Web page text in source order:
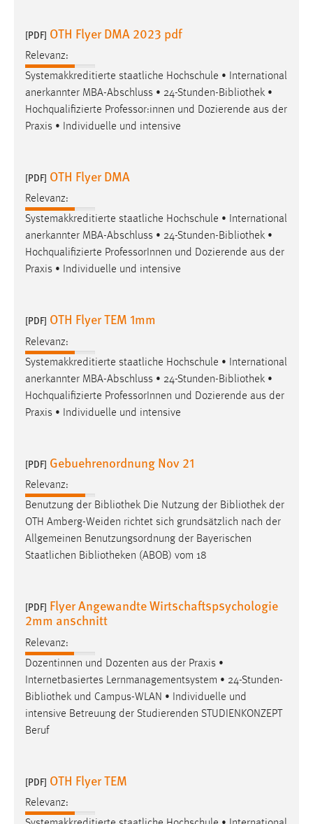
[PDF] OTH Flyer DMA 2023 pdf
Relevanz:
Systemakkreditierte staatliche Hochschule • International
anerkannter MBA-Abschluss • 24-Stunden-Bibliothek •
Hochqualifizierte Professor:innen und Dozierende aus der
Praxis • Individuelle und intensive
[PDF] OTH Flyer DMA
Relevanz:
Systemakkreditierte staatliche Hochschule • International
anerkannter MBA-Abschluss • 24-Stunden-Bibliothek •
Hochqualifizierte ProfessorInnen und Dozierende aus der
Praxis • Individuelle und intensive
[PDF] OTH Flyer TEM 1mm
Relevanz:
Systemakkreditierte staatliche Hochschule • International
anerkannter MBA-Abschluss • 24-Stunden-Bibliothek •
Hochqualifizierte ProfessorInnen und Dozierende aus der
Praxis • Individuelle und intensive
[PDF] Gebuehrenordnung Nov 21
Relevanz:
Benutzung der Bibliothek Die Nutzung der Bibliothek der
OTH Amberg-Weiden richtet sich grundsätzlich nach der
Allgemeinen Benutzungsordnung der Bayerischen
Staatlichen Bibliotheken (ABOB) vom 18
[PDF] Flyer Angewandte Wirtschaftspsychologie
2mm anschnitt
Relevanz:
Dozentinnen und Dozenten aus der Praxis •
Internetbasiertes Lernmanagementsystem • 24-Stunden-
Bibliothek und Campus-WLAN • Individuelle und
intensive Betreuung der Studierenden STUDIENKONZEPT
Beruf
[PDF] OTH Flyer TEM
Relevanz: